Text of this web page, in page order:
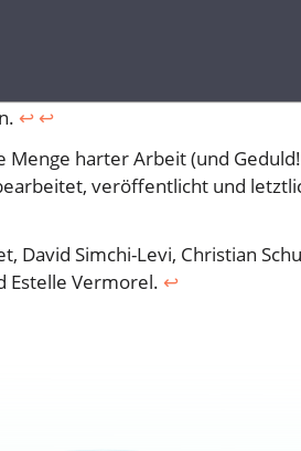
↩︎ ↩︎
harter Arbeit (und
veröffentlicht und
Simchi-Levi, Christian
Estelle Vermorel. ↩︎